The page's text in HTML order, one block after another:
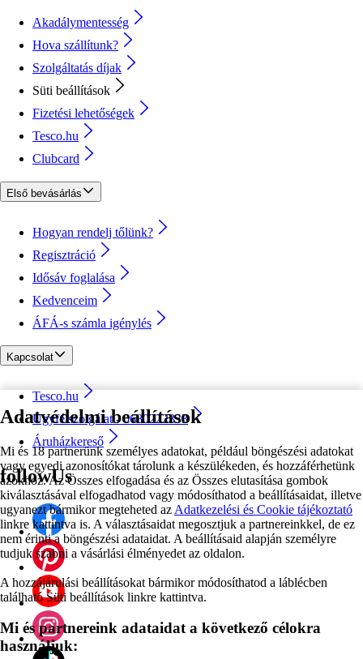
Adatvédelmi beállítások
Mi és 18 partnerünk személyes adatokat, például böngészési adatokat
vagy egyedi azonosítókat tárolunk a készülékeden, és hozzáférhetünk
azokhoz. Az Összes elfogadása és az Összes elutasítása gombok
kiválasztásával elfogadhatod vagy módosíthatod a beállításaidat, illetve
ugyanezt bármikor megteheted az Adatkezelési és Cookie tájékoztató
linkre kattintva is. A választásaidat megosztjuk a partnereinkkel, de ez
nem érinti a böngészési adataidat. A beállításaid alapján személyre
tudjuk szabni a vásárlási élményedet az oldalon.
A hozzájárulási beállításokat bármikor módosíthatod a láblécben
található Süti beállítások linkre kattintva.
Mi és partnereink adataidat a következő célokra
használjuk:
Akadálymentesség
Hova szállítunk?
Szolgáltatás díjak
Süti beállítások
Fizetési lehetőségek
Tesco.hu
Clubcard
Első bevásárlás
Hogyan rendelj tőlünk?
Regisztráció
Idősáv foglalása
Kedvenceim
ÁFÁ-s számla igénylés
Kapcsolat
Tesco.hu
Ügyfélszolgálat - 0680222333
Áruházkereső
followUs